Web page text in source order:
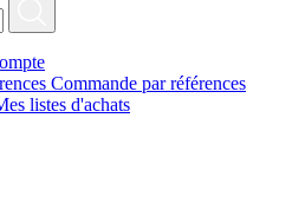
Commande par références
listes d'achats